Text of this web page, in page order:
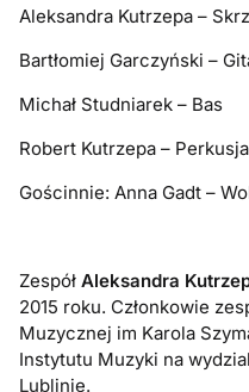
Aleksandra Kutrzepa –
Bartłomiej Garczyński –
Michał Studniarek – Bas
Robert Kutrzepa – Perkusja
Gościnnie: Anna Gadt –
ZespółAleksandra
2015 roku. Członkowie
Muzycznej im Karola
Instytutu Muzyki na
Lublinie.